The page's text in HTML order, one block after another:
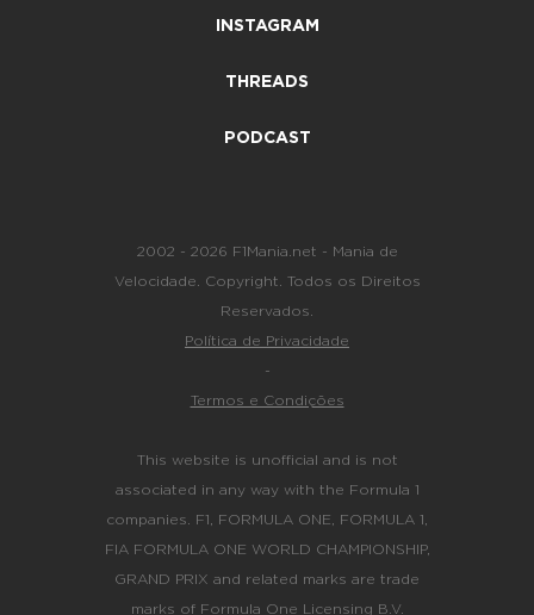
INSTAGRAM
THREADS
PODCAST
2002 - 2026 F1Mania.net - Mania de
Velocidade. Copyright. Todos os Direitos
Reservados.
Política de Privacidade
-
Termos e Condições
This website is unofficial and is not
associated in any way with the Formula 1
companies. F1, FORMULA ONE, FORMULA 1,
FIA FORMULA ONE WORLD CHAMPIONSHIP,
GRAND PRIX and related marks are trade
marks of Formula One Licensing B.V.